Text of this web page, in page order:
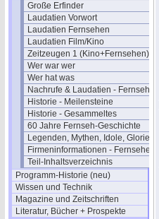
Große Erfinder
Laudatien Vorwort
Laudatien Fernsehen
Laudatien Film/Kino
Zeitzeugen 1 (Kino+Fernsehen)
Wer war wer
Wer hat was
Nachrufe & Laudatien - Fernsehen
Historie - Meilensteine
Historie - Gesammeltes
60 Jahre Fernseh-Geschichte
Legenden, Mythen, Idole, Glorie
Firmeninformationen - Fernsehen
Teil-Inhaltsverzeichnis
Programm-Historie (neu)
Wissen und Technik
Magazine und Zeitschriften
Literatur, Bücher + Prospekte